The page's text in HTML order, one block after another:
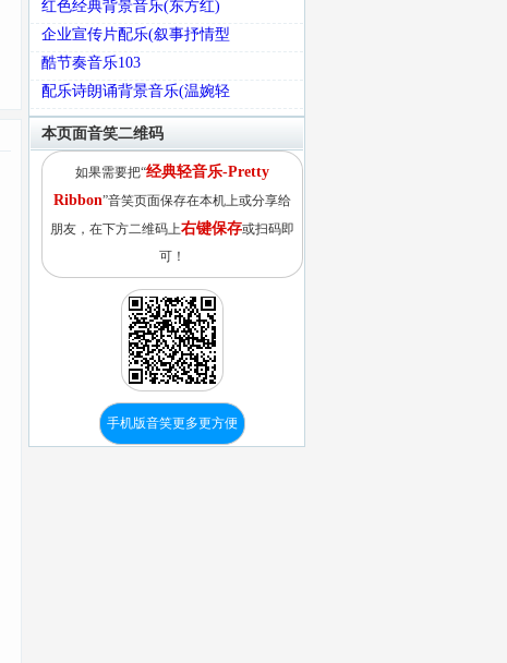
红色经典背景音乐(东方红)
企业宣传片配乐(叙事抒情型
酷节奏音乐103
配乐诗朗诵背景音乐(温婉轻
本页面音笑二维码
如果需要把“经典轻音乐-Pretty
Ribbon”音笑页面保存在本机上或分享给
朋友，在下方二维码上右键保存或扫码即
可！
手机版音笑更多更方便